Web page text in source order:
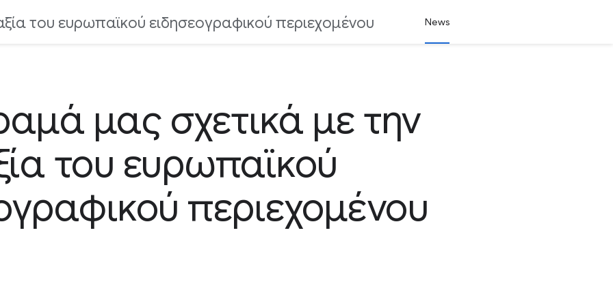
του ευρωπαϊκού ειδησεογραφικού περιεχομένου News
μας σχετικά με την
του ευρωπαϊκού
περιεχομένου